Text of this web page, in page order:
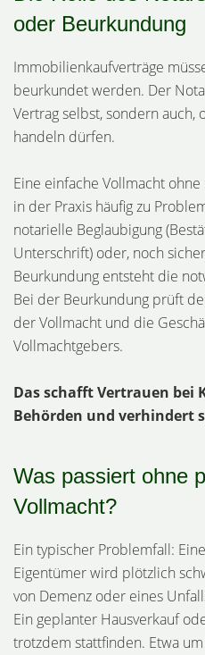
oder Beurkundung
Immobilienkaufverträge
beurkundet werden. Der
Vertrag selbst, sondern auch,
handeln dürfen.
Eine einfache Vollmacht
in der Praxis häufig zu
notarielle Beglaubigung
Unterschrift) oder, noch
Beurkundung entsteht die
Bei der Beurkundung prüft
der Vollmacht und die
Vollmachtgebers.
Das schafft Vertrauen bei
Behörden und verhindert
Was passiert ohne
Vollmacht?
Ein typischer Problemfall:
Eigentümer wird plötzlich
von Demenz oder eines
Ein geplanter Hausverkauf
trotzdem stattfinden. Etwa